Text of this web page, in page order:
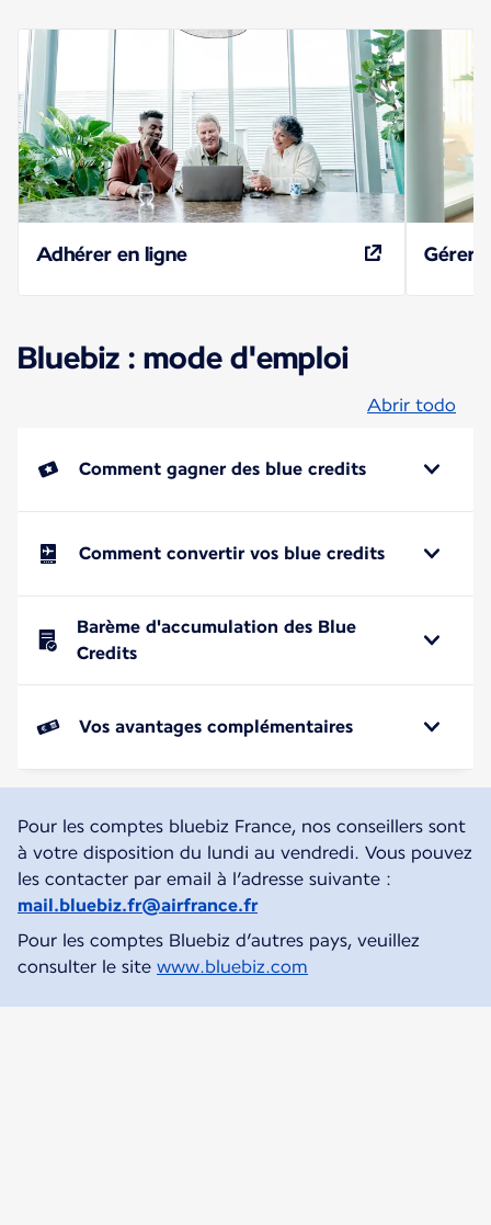
Adhérer en ligne Gérer
Bluebiz : mode d'emploi
Abrir todo
Comment gagner des blue credits
Comment convertir vos blue credits
Barème d'accumulation des Blue
Credits
Vos avantages complémentaires
Pour les comptes bluebiz France, nos conseillers sont
à votre disposition du lundi au vendredi. Vous pouvez
les contacter par email à l’adresse suivante :
mail.bluebiz.fr@airfrance.fr
Pour les comptes Bluebiz d’autres pays, veuillez
consulter le site www.bluebiz.com